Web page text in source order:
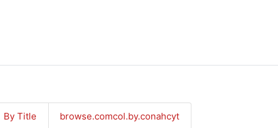
By Title browse.comcol.by.conahcyt